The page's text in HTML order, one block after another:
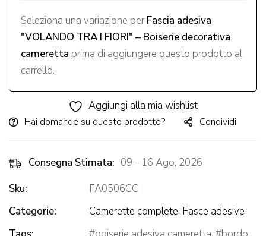
-
Targa
nascita
in
personalizzata
con
Seleziona una variazione per Fascia adesiva
"VOLANDO TRA I FIORI" – Boiserie decorativa
cameretta prima di aggiungere questo prodotto al
carrello.
Aggiungi alla mia wishlist
Hai domande su questo prodotto? Condividi
Consegna Stimata: 09 - 16 Ago, 2026
Sku:
FA0506CC
Categorie:
Camerette complete, Fasce adesive